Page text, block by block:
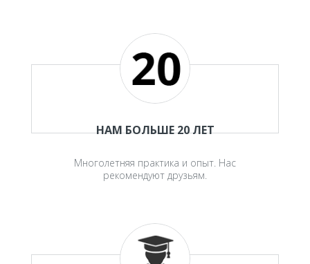
НАМ БОЛЬШЕ 20 ЛЕТ
Многолетняя практика и опыт. Нас
рекомендуют друзьям.